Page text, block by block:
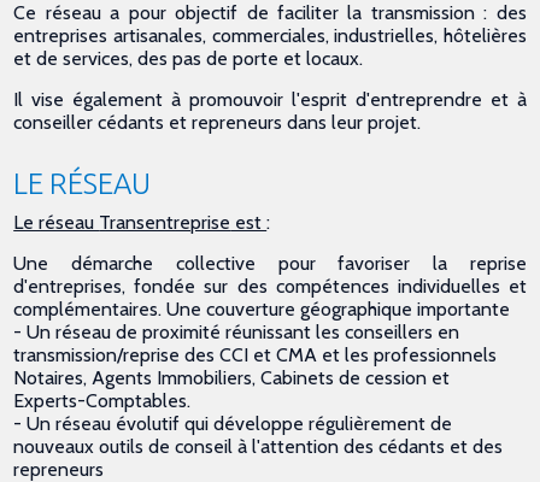
Ce réseau a pour objectif de faciliter la transmission : des
entreprises artisanales, commerciales, industrielles, hôtelières
et de services, des pas de porte et locaux.
Il vise également à promouvoir l'esprit d'entreprendre et à
conseiller cédants et repreneurs dans leur projet.
LE RÉSEAU
Le réseau Transentreprise est:
Une démarche collective pour favoriser la reprise
d'entreprises, fondée sur des compétences individuelles et
complémentaires. Une couverture géographique importante
- Un réseau de proximité réunissant les conseillers en
transmission/reprise des CCI et CMA et les professionnels
Notaires, Agents Immobiliers, Cabinets de cession et
Experts-Comptables.
- Un réseau évolutif qui développe régulièrement de
nouveaux outils de conseil à l'attention des cédants et des
repreneurs